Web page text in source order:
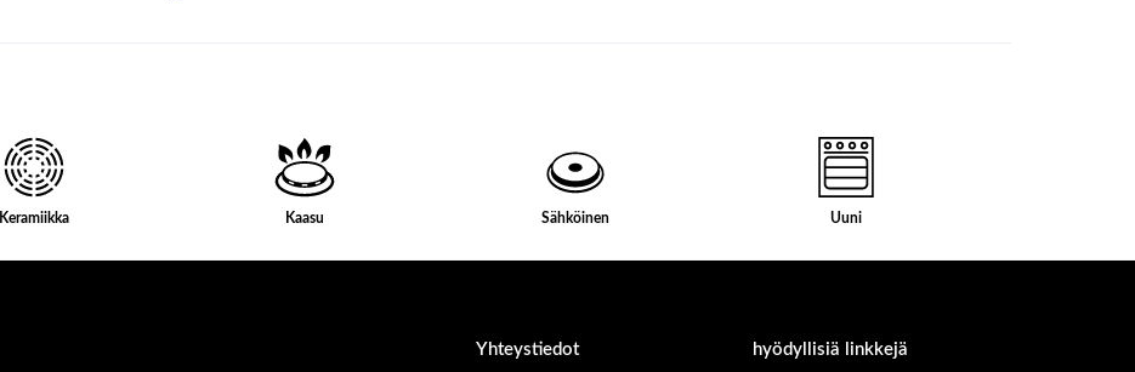
Keramiikka Kaasu Sähköinen Uuni
Yhteystiedot hyödyllisiä linkkejä